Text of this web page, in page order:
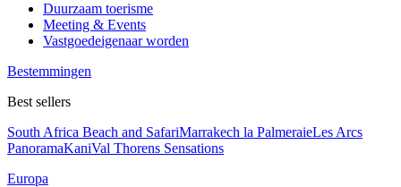
Duurzaam toerisme
Meeting & Events
Vastgoedeigenaar worden
Bestemmingen
Best sellers
South Africa Beach and SafariMarrakech la PalmeraieLes Arcs
PanoramaKaniVal Thorens Sensations
Europa